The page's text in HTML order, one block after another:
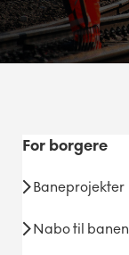
For borgere
Baneprojekter
Nabo til banen